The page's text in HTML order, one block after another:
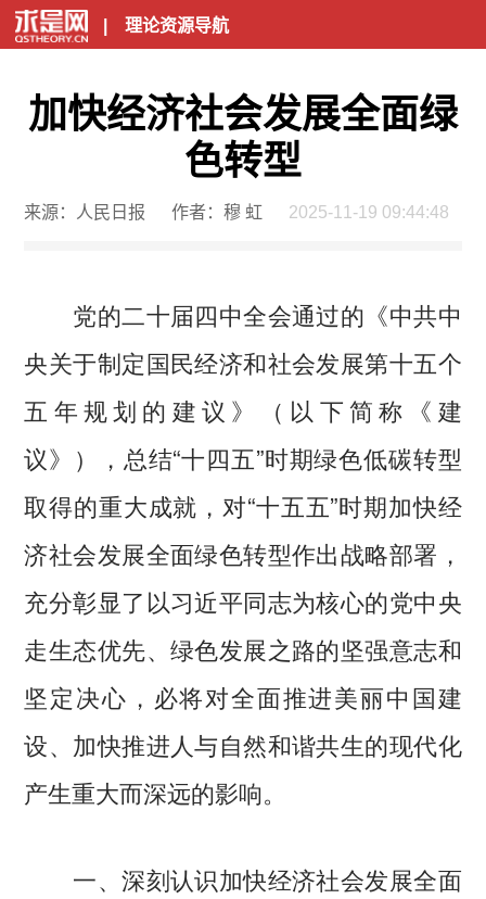
| 理论资源导航
加快经济社会发展全面绿
色转型
来源：人民日报 作者：穆 虹 2025-11-19 09:44:48
党的二十届四中全会通过的《中共中
央关于制定国民经济和社会发展第十五个
五年规划的建议》（以下简称《建
议》），总结“十四五”时期绿色低碳转型
取得的重大成就，对“十五五”时期加快经
济社会发展全面绿色转型作出战略部署，
充分彰显了以习近平同志为核心的党中央
走生态优先、绿色发展之路的坚强意志和
坚定决心，必将对全面推进美丽中国建
设、加快推进人与自然和谐共生的现代化
产生重大而深远的影响。
一、深刻认识加快经济社会发展全面